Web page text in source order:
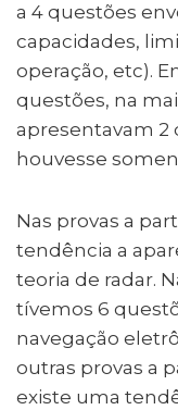
a 4 questões
capacidades,
operação, etc).
questões, na
apresentavam 2
houvesse
Nas provas a
tendência a
teoria de radar.
tívemos 6
navegação
outras provas a
existe uma